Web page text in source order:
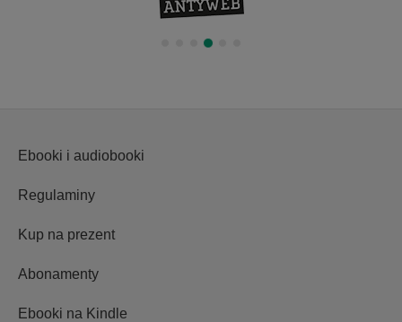
Ebooki i audiobooki
Regulaminy
Kup na prezent
Abonamenty
Ebooki na Kindle